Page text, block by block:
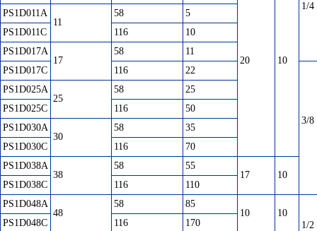
20 10
1/4
PS1D011A
11
58
5
PS1D011C
116
10
PS1D017A
17
58
11
PS1D017C
116 22
3/8
PS1D025A
25
58
25
PS1D025C
116
50
PS1D030A
30
58
35
PS1D030C
116
70
PS1D038A
38
58
55
17
10
PS1D038C
116
110
PS1D048A
48
58
85
10
10
1/2
PS1D048C 116
170